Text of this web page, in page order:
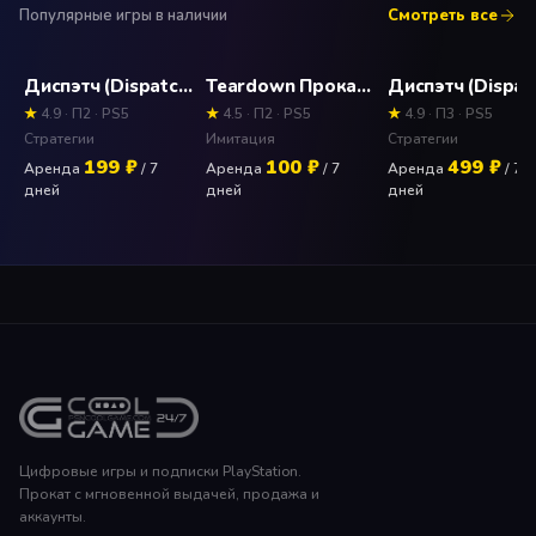
Популярные игры в наличии Смотреть все
Диспэтч (Dispatch) Прокат и аренда игры 7 дней
★ 4.9 · П2 · PS5
Стратегии
Аренда 199 ₽/ 7
дней
Teardown Прокат и аренда игры 7 дней
★ 4.5 · П2 · PS5
Имитация
Аренда 100 ₽/ 7
дней
★ 4.9 · П3 · PS5
Стратегии
Аренда 499 ₽/ 7
дней
Цифровые игры и подписки PlayStation.
Прокат с мгновенной выдачей, продажа и
аккаунты.